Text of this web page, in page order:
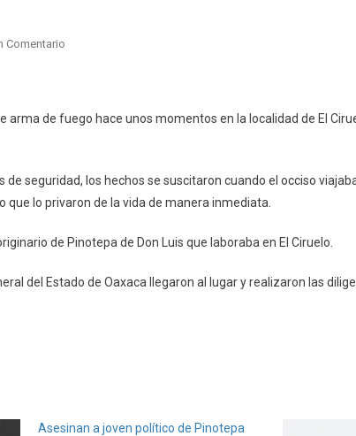
Comentario
Vida
En
El
arma de fuego hace unos momentos en la localidad de El
seguridad, los hechos se suscitaron cuando el occiso
lo privaron de la vida de manera inmediata.
de Pinotepa de Don Luis que laboraba en El Ciruelo.
del Estado de Oaxaca llegaron al lugar y realizaron las
Asesinan a joven político de Pinotepa